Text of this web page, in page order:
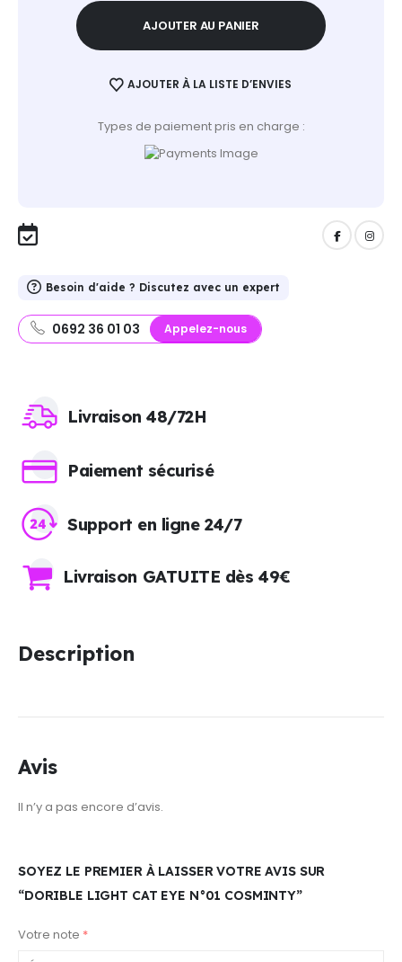
AJOUTER AU PANIER
AJOUTER À LA LISTE D’ENVIES
Types de paiement pris en charge :
Besoin d'aide ? Discutez avec un expert
0692 36 01 03 Appelez-nous
Livraison 48/72H
Paiement sécurisé
Support en ligne 24/7
Livraison GATUITE dès 49€
Description
Avis
Il n’y a pas encore d’avis.
SOYEZ LE PREMIER À LAISSER VOTRE AVIS SUR
“DORIBLE LIGHT CAT EYE N°01 COSMINTY”
Votre note *